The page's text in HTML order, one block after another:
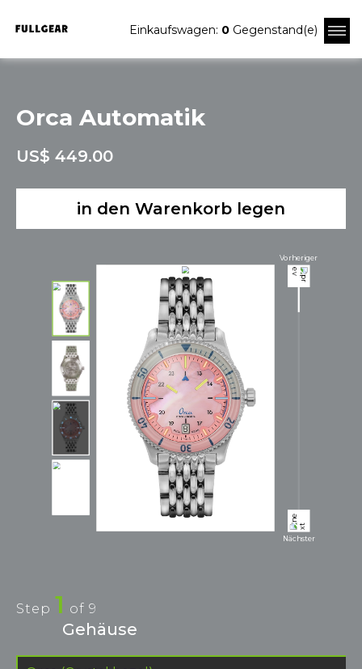
Einkaufswagen: 0 Gegenstand(e)
Orca Automatik
US$ 449.00
in den Warenkorb legen
Vorheriger
Nächster
Step 1 of 9
Gehäuse